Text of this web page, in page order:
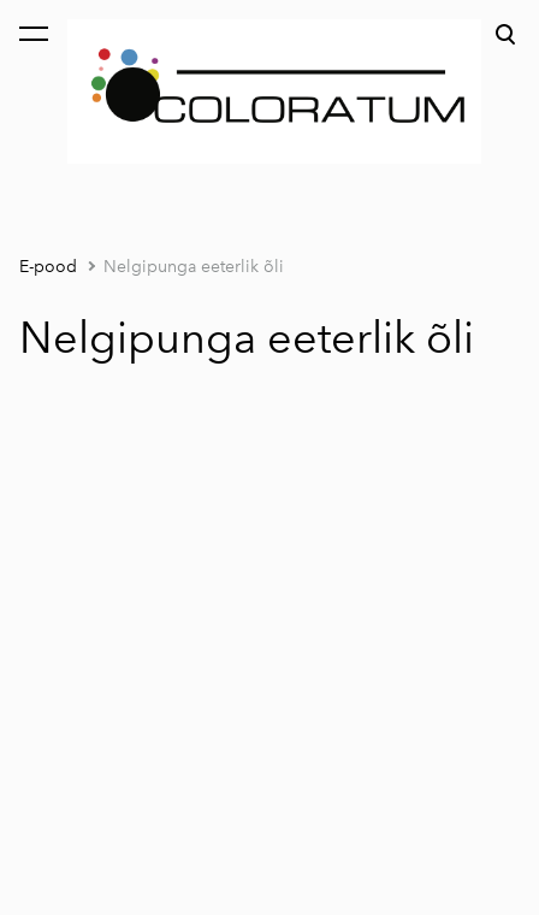
lisati ostukorvi.
E-pood Nelgipunga eeterlik õli
Nelgipunga eeterlik õli